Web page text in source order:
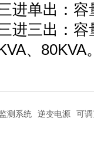
进单出：容
进三出：容
、80KVA
测系统 逆变电源 可